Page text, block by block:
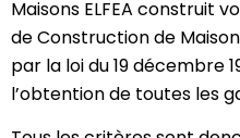
Maisons ELFEA construit
de Construction de
par la loi du 19 décembre
l’obtention de toutes les